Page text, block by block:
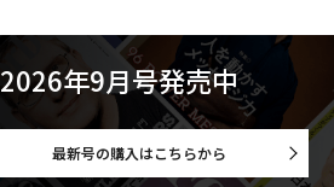
2026年9月号発売中
最新号の購入はこちらから